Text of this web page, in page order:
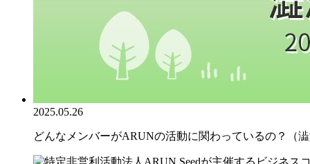
2025.05.26
どんなメンバーがARUNの活動に関わっているの？（